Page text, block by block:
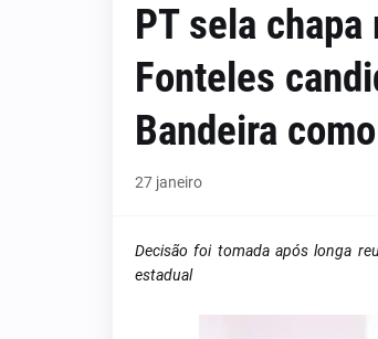
PT sela
Fonteles
Bandeira
27 janeiro
Decisão foi tomada após longa
estadual